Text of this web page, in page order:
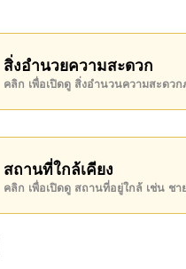
ทรัพย์นี้มีไว้สำหรับขายในรา
ของอสังหาริมทรัพย์นี้อยู่ภา
ของสำนักงาน:
สิ่งอำนวยความสะดวก
คลิก เพื่อเปิดดู สิ่งอำนวนความสะดว
สถานที่ใกล้เคียง
คลิก เพื่อเปิดดู สถานที่อยู่ใกล้ เช่น ช